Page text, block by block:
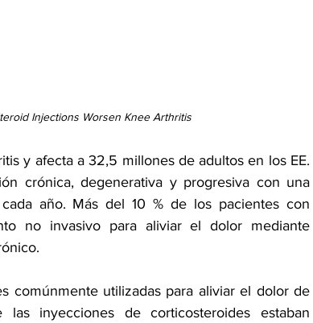
Injections Worsen Knee Arthritis
y afecta a 32,5 millones de adultos en los EE.
crónica, degenerativa y progresiva con una
año. Más del 10 % de los pacientes con
no invasivo para aliviar el dolor mediante
comúnmente utilizadas para aliviar el dolor de
inyecciones de corticosteroides estaban